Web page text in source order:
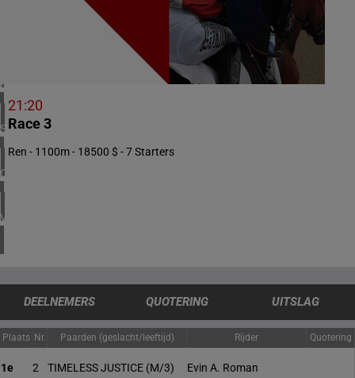
VERENIGD KONINKRIJK
IERLAND
1 meeting(s)
SPANJE
1 meeting(s)
CHILI
1 meeting(s)
VERENIGDE STATEN
4 meeting(s)
21:20
Race 3
Ren - 1100m - 18500 $ - 7 Starters
DEELNEMERS QUOTERING UITSLAG
Plaats Nr. Paarden (geslacht/leeftijd) Rijder Quotering
1e 2 TIMELESS JUSTICE (M/3) Evin A. Roman